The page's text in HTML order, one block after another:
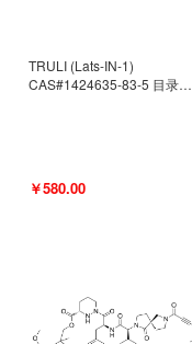
TRULI (Lats-IN-1)
CAS#1424635-83-5 目录号
￥580.00